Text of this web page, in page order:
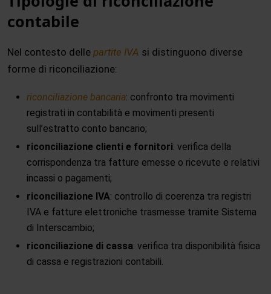
contabile
Nel contesto delle partite IVA si distinguono diverse
forme di riconciliazione:
riconciliazione bancaria: confronto tra movimenti
registrati in contabilità e movimenti presenti
sull’estratto conto bancario;
riconciliazione clienti e fornitori: verifica della
corrispondenza tra fatture emesse o ricevute e relativi
incassi o pagamenti;
riconciliazione IVA: controllo di coerenza tra registri
IVA e fatture elettroniche trasmesse tramite Sistema
di Interscambio;
riconciliazione di cassa: verifica tra disponibilità fisica
di cassa e registrazioni contabili.